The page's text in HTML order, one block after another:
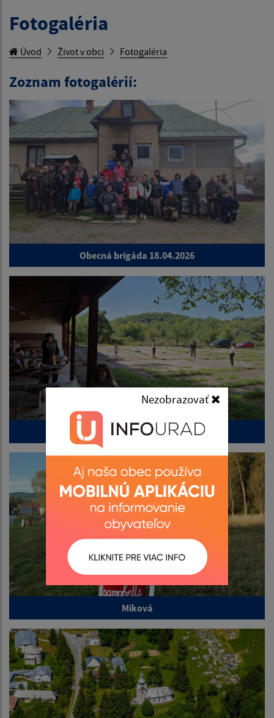
Nezobrazovať
Fotogaléria
Úvod Život v obci Fotogaléria
Zoznam fotogalérií:
Obecná brígáda 18.04.2026
športový deň pre deti s opekačkou
Miková